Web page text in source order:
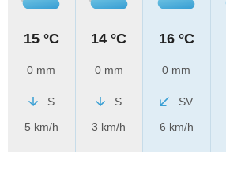
15 °C
0 mm
S
5 km/h
14 °C
0 mm
S
3 km/h
16 °C
0 mm
SV
6 km/h